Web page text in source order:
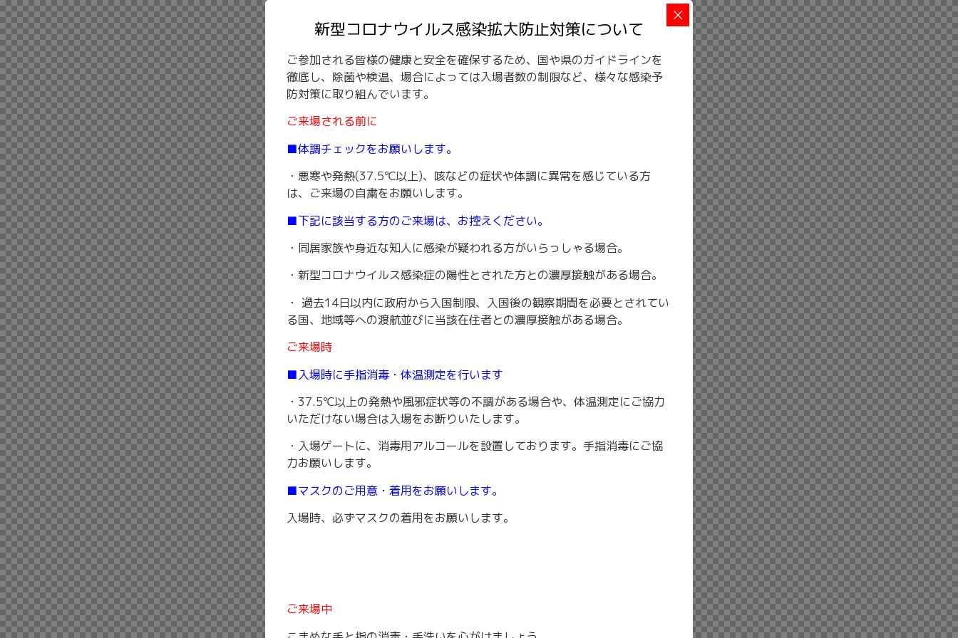
新型コロナウイルス感染拡大防止対策について
ご参加される皆様の健康と安全を確保するため、国や県のガイドラインを
徹底し、 除菌や検温、場合によっては入場者数の制限など、様々な感染予
防対策に取り組んでいます。
ご来場される前に
■体調チェックをお願いします。
・悪寒や発熱(37.5℃以上)、咳などの症状や体調に異常を感じている⽅
は、ご来場の⾃粛をお願いします。
■下記に該当する⽅のご来場は、お控えください。
・同居家族や⾝近な知⼈に感染が疑われる⽅がいらっしゃる場合。
・新型コロナウイルス感染症の陽性とされた⽅との濃厚接触がある場合。
・ 過去14⽇以内に政府から⼊国制限、⼊国後の観察期間を必要とされてい
る国、地域等への渡航並びに当該在住者との濃厚接触がある場合。
ご来場時
■⼊場時に⼿指消毒・体温測定を⾏います
・37.5℃以上の発熱や⾵邪症状等の不調がある場合や、体温測定にご協⼒
いただけない場合は⼊場をお断りいたします。
・⼊場ゲートに、消毒⽤アルコールを設置しております。⼿指消毒にご協
⼒お願いします。
■マスクのご⽤意・着⽤をお願いします。
⼊場時、必ずマスクの着⽤をお願いします。
ご来場中